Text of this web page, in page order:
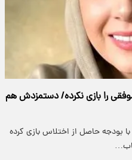
را بازی نکرده/ دستمزدش هم
با بودجه حاصل از اختلاس بازی کرده